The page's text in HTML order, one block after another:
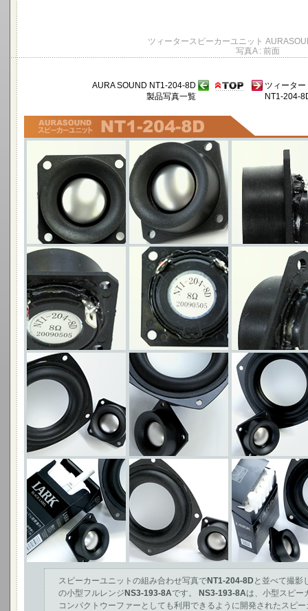
ツィータースピーカーユニット
写真A : 前面
AURA SOUND NT1-204-8D
製品写真一覧
ツィータ
NT1-204-
スピーカーユニットの組み合わせ写真でNT1-204-8D と並べて撮影
の小型フルレンジ NS3-193-8Aです。 NS3-193-8Aは、小型スピー
コンパクトウーファーとしても利用できるように開発されたスピ